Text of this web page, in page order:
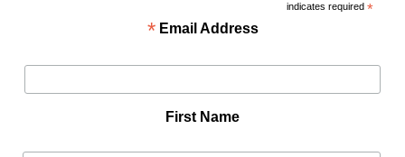
*
indicates required
Email Address
*
First Name